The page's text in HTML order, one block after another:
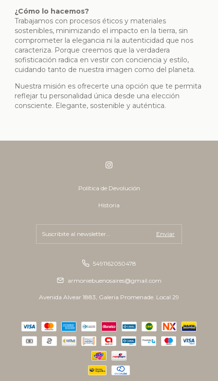
¿Cómo lo hacemos?
Trabajamos con procesos éticos y materiales
sostenibles, minimizando el impacto en la tierra, sin
comprometer la elegancia ni la autenticidad que nos
caracteriza. Porque creemos que la verdadera
sofisticación radica en vestir con conciencia y estilo,
cuidando tanto de nuestra imagen como del planeta.
Nuestra misión es ofrecerte una opción que te permita
reflejar tu personalidad única desde una elección
consciente. Elegante, sostenible y auténtica.
Política de Devolución
Historia
5491162050478
armoniebuenosaires@gmail.com
Avenida Alvear 1883, Galeria Promenade. Local 29